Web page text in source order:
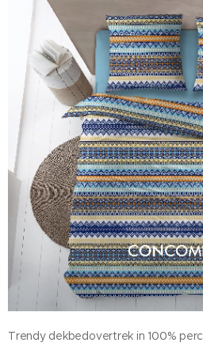
Trendy dekbedovertrek in 100%